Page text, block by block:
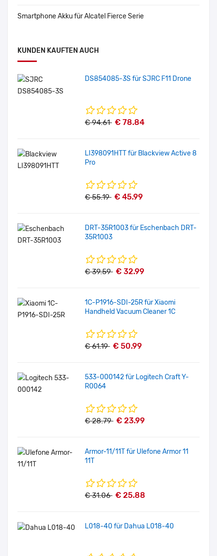
Smartphone Akku für Alcatel Fierce Serie
KUNDEN KAUFTEN AUCH
DS854085-3S für SJRC F11 Drone
€ 94.61 € 78.84
LI398091HTT für Blackview Active 8
Pro
€ 55.19 € 45.99
DRT-35R1003 für Eschenbach DRT-
35R1003
€ 39.59 € 32.99
1C-P1916-SDI-25R für Xiaomi
Handheld Vacuum Cleaner 1C
€ 61.19 € 50.99
533-000142 für Logitech Craft Y-
R0064
€ 28.79 € 23.99
Armor-11/11T für Ulefone Armor 11
11T
€ 31.06 € 25.88
L018-40 für Dahua L018-40